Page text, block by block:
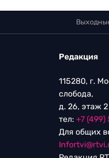
Редакция
115280, г.
слобода,
д. 26, этаж 2
тел: +7
Для общих